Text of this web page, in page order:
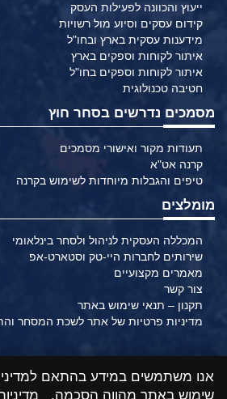
ייעוץ והכוונה לפעילות העסק
קידום עסקים וסיוע מול רשויות
מידענות עסקית בארץ ובחו"ל
איתור לקוחות וספקים בארץ
איתור לקוחות וספקים בחו"ל
חטיבה טכנולוגית
מסמכים נדרשים בסחר חוץ
תעודות מקור ואישורי מסמכים
קרנה אט"א
טיפים והגבלות מיוחדות לשימוש בקרנה
מומלצים
המכללה העסקית לניהול ולסחר בינלאומי
שירותים לחברות היי-טק וסטארט-אפ
מאמרים מקצועיים
צור קשר
תקנון – תנאי שימוש באתר
מדיניות פרטיות של אתר לשכת המסחר
אנו משתמשים במידע בהתאם
שימוש באתר מהווה הסכמה.